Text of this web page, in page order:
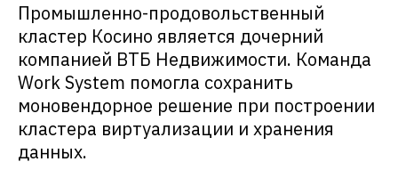
Промышленно-продовольственный
кластер Косино является дочерний
компанией ВТБ Недвижимости. Команда
Work System помогла сохранить
моновендорное решение при построении
кластера виртуализации и хранения
данных.